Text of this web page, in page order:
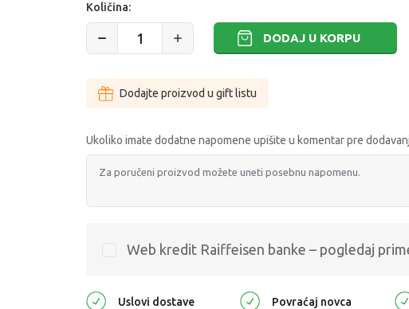
Količina:
DODAJ U KORPU
Dodajte proizvod u gift listu
Ukoliko imate dodatne napomene upišite u komentar pre
Web kredit Raiffeisen banke – pogledaj
Uslovi dostave Povraćaj novca